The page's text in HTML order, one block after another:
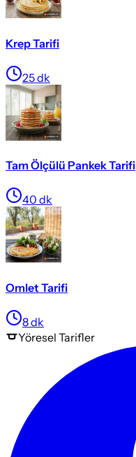
Krep Tarifi
25dk
Tam Ölçülü Pankek Tarifi
40 dk
Omlet Tarifi
8dk
Yöresel Tarifler